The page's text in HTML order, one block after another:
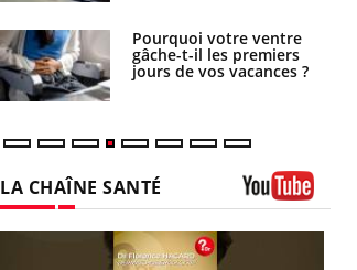
Pourquoi votre ventre
gâche-t-il les premiers
jours de vos vacances ?
LA CHAÎNE SANTÉ